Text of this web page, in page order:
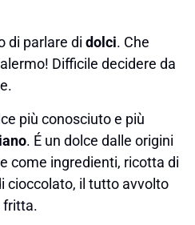
di parlare di dolci. Che
Difficile decidere da
più conosciuto e più
. É un dolce dalle origini
come ingredienti, ricotta di
cioccolato, il tutto avvolto
fritta.